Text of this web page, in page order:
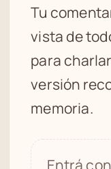
Tu
vista de
para
versión
memoria.
Entrá